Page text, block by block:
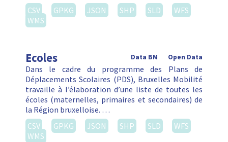
CSV
GPKG JSON SHP SLD
WFS
WMS
Ecoles Open Data
Data BM
Dans le cadre du programme des Plans de
Déplacements Scolaires (PDS), Bruxelles Mobilité
travaille à l’élaboration d’une liste de toutes les
écoles (maternelles, primaires et secondaires) de
la Région bruxelloise. …
CSV
GPKG JSON SHP SLD
WFS
WMS